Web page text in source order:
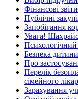
Фінансові звіти
Публічні
Запобігання
Увага!
Психологічний
Безпека дитини
Про
Перелік
сімейного
Зарахування